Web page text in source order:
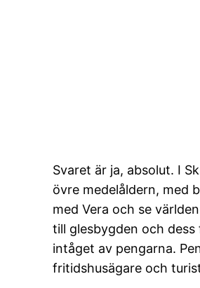
Svaret är ja, absolut. I
övre medelåldern, med
med Vera och se
till glesbygden och
intåget av pengarna.
fritidshusägare och